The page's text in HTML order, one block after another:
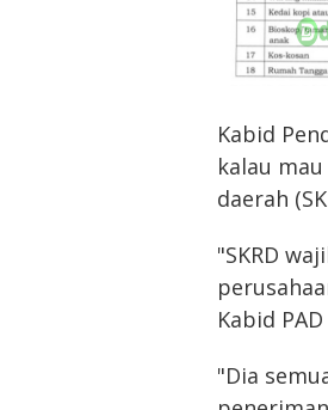
Kabid
kalau
daerah
"SKRD
Kabid
"Dia